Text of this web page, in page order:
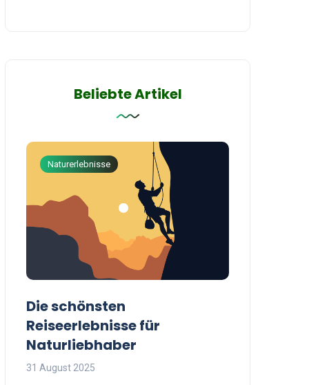
Beliebte Artikel
Naturerlebnisse
Die schönsten
Reiseerlebnisse für
Naturliebhaber
31 August 2025